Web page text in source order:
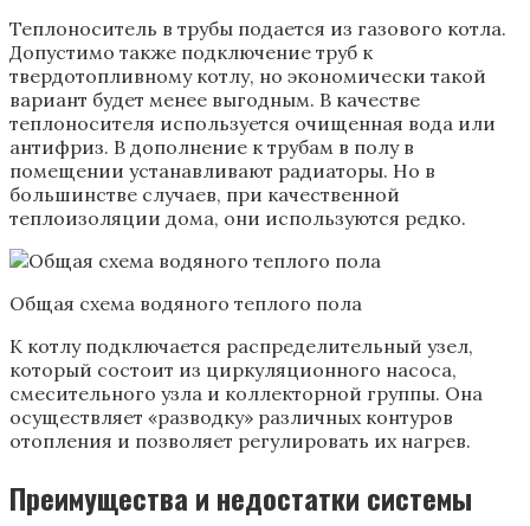
Теплоноситель в трубы подается из газового котла.
Допустимо также подключение труб к
твердотопливному котлу, но экономически такой
вариант будет менее выгодным. В качестве
теплоносителя используется очищенная вода или
антифриз. В дополнение к трубам в полу в
помещении устанавливают радиаторы. Но в
большинстве случаев, при качественной
теплоизоляции дома, они используются редко.
Общая схема водяного теплого пола
К котлу подключается распределительный узел,
который состоит из циркуляционного насоса,
смесительного узла и коллекторной группы. Она
осуществляет «разводку» различных контуров
отопления и позволяет регулировать их нагрев.
Преимущества и недостатки системы